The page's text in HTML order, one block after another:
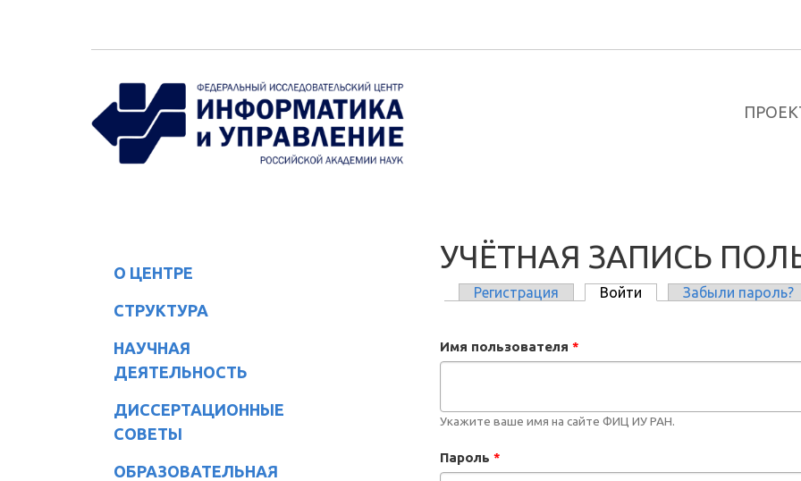
О ЦЕНТРЕ
СТРУКТУРА
НАУЧНАЯ
ДЕЯТЕЛЬНОСТЬ
ДИССЕРТАЦИОННЫЕ
СОВЕТЫ
ОБРАЗОВАТЕЛЬНАЯ
УЧЁТНАЯ ЗАПИСЬ
Регистрация Войти (активная вкладка)
Забыли пароль?
Имя пользователя *
Укажите ваше имя на сайте ФИЦ ИУ РАН.
Пароль *